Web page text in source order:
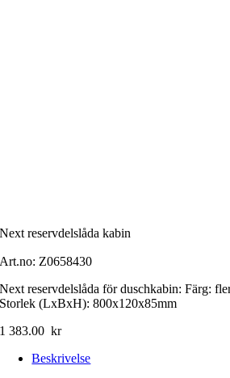
Next reservdelslåda kabin
Art.no: Z0658430
Next reservdelslåda för duschkabin: Färg:
Storlek (LxBxH): 800x120x85mm
1 383.00 kr
Beskrivelse